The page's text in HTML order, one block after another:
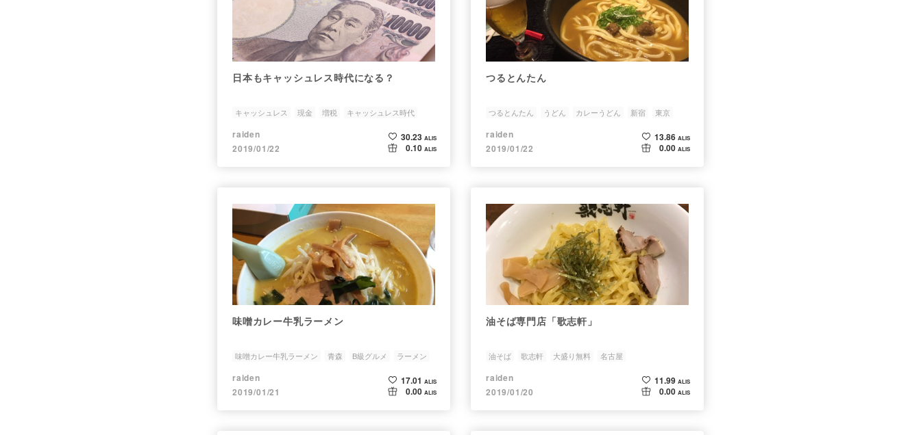
日本もキャッシュレス時代になる？
キャッシュレス 現金 増税 キャッシュレス時代
raiden
2019/01/22
30.23 ALIS
0.10 ALIS
つるとんたん
つるとんたん うどん カレーうどん 新宿 東京
raiden
2019/01/22
13.86 ALIS
0.00 ALIS
味噌カレー牛乳ラーメン
味噌カレー牛乳ラーメン 青森 B級グルメ
ラーメン
かわら
raiden
2019/01/21
17.01 ALIS
0.00 ALIS
油そば専門店「歌志軒」
油そば 歌志軒 大盛り無料
名古屋
油そば専門店歌志軒
raiden
2019/01/20
11.99 ALIS
0.00 ALIS